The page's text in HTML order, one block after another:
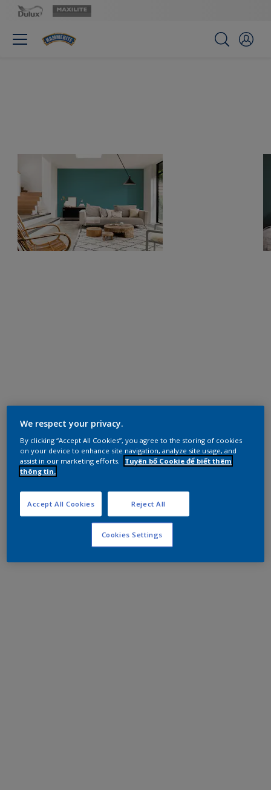
We respect your privacy.
By clicking “Accept All Cookies”, you agree to the storing of cookies
on your device to enhance site navigation, analyze site usage, and
assist in our marketing efforts.
Tuyên bố Cookie để biết thêm
thông tin.
Reject All
Accept All Cookies
Cookies Settings